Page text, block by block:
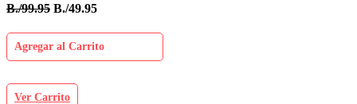
B./99.95 B./49.95
Agregar al Carrito
Ver Carrito